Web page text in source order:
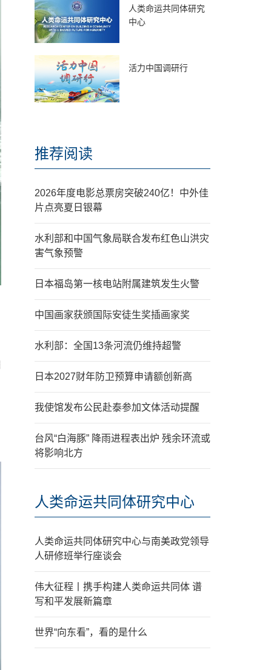
人类命运共同体研究
中心
活力中国调研行
推荐阅读
2026年度电影总票房突破240亿！中外佳
片点亮夏日银幕
水利部和中国气象局联合发布红色山洪灾
害气象预警
日本福岛第一核电站附属建筑发生火警
中国画家获颁国际安徒生奖插画家奖
水利部：全国13条河流仍维持超警
日本2027财年防卫预算申请额创新高
我使馆发布公民赴泰参加文体活动提醒
台风“白海豚” 降雨进程表出炉 残余环流或
将影响北方
人类命运共同体研究中心
人类命运共同体研究中心与南美政党领导
人研修班举行座谈会
伟大征程丨携手构建人类命运共同体 谱
写和平发展新篇章
世界“向东看”，看的是什么